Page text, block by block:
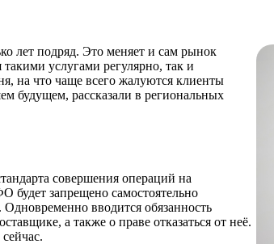
лет подряд. Это меняет и сам рынок
услугами регулярно, так и
на что чаще всего жалуются клиенты
будущем, рассказали в региональных
совершения операций на
запрещено самостоятельно
Одновременно вводится обязанность
а также о праве отказаться от неё.